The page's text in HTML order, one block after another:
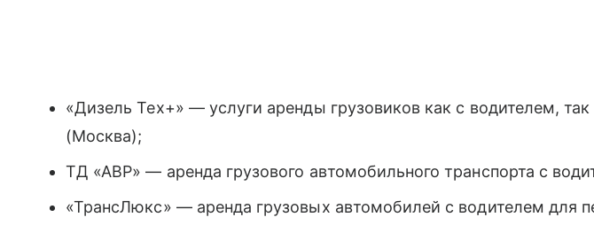
«Дизель Тех+» — услуги аренды грузовиков как с водителем, так
(Москва);
ТД «АВР» — аренда грузового автомобильного транспорта с
«ТрансЛюкс» — аренда грузовых автомобилей с водителем для